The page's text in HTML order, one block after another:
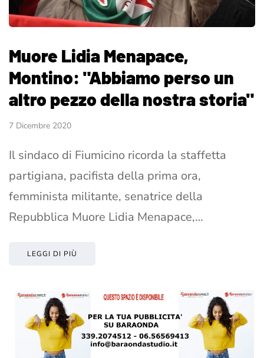
Muore Lidia Menapace,
Montino: "Abbiamo perso un
altro pezzo della nostra storia"
7 Dicembre 2020
Il sindaco di Fiumicino ricorda la staffetta
partigiana, pacifista della prima ora,
femminista militante, senatrice della
Repubblica Muore Lidia Menapace,…
LEGGI DI PIÙ